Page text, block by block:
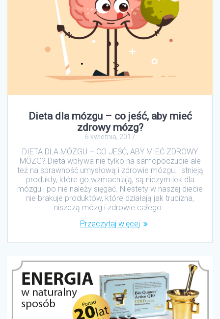
Dieta dla mózgu – co jeść, aby mieć
zdrowy mózg?
6 kwietnia, 2017
DIETA DLA MÓZGU – CO JEŚĆ, ABY MIEĆ ZDROWY
MÓZG? Dieta wpływa nie tylko na samopoczucie ale
też na sprawność umysłową i zdrowie mózgu. Istnieją
produkty, które go wzmacniają, są niczym lek dla
mózgu i po nie należy sięgać. Niestety w naszej diecie
nie brakuje produktów, które działają jak trucizna,
niszczą mózg i zdrowie całego…
Przeczytaj więcej